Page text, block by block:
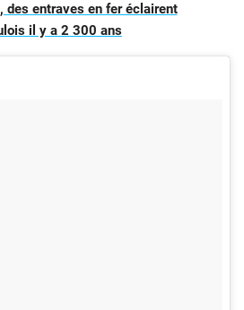
des entraves en fer éclairent
il y a 2 300 ans